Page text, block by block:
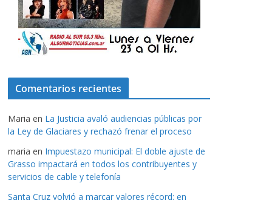
Comentarios recientes
Maria en La Justicia avaló audiencias públicas por
la Ley de Glaciares y rechazó frenar el proceso
maria en Impuestazo municipal: El doble ajuste de
Grasso impactará en todos los contribuyentes y
servicios de cable y telefonía
Santa Cruz volvió a marcar valores récord: en